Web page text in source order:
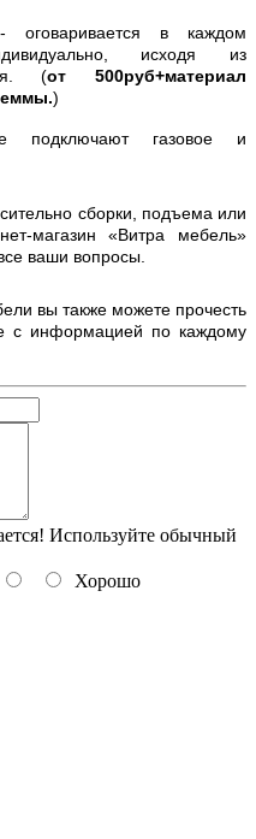
оговаривается в каждом
исходя из
(от 500руб+материал
)
подключают газовое и
сборки, подъема или
магазин «Витра мебель»
ваши вопросы.
вы также можете прочесть
с информацией по каждому
Используйте обычный
Хорошо